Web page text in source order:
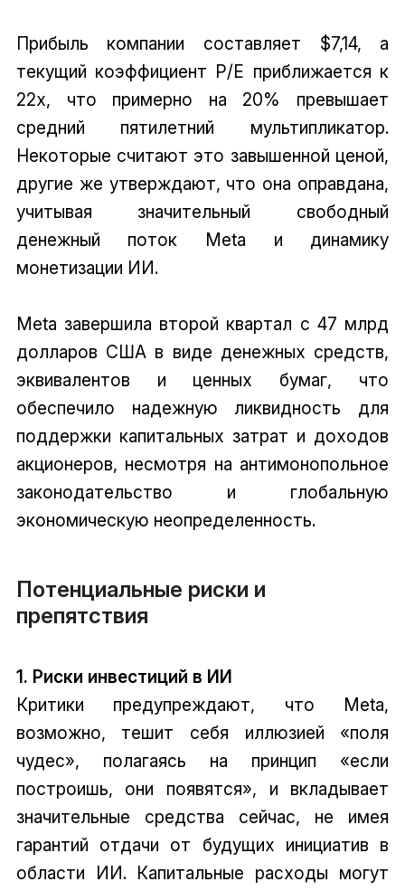
Прибыль компании составляет $7,14, а
текущий коэффициент P/E приближается к
22x, что примерно на 20% превышает
средний пятилетний мультипликатор.
Некоторые считают это завышенной ценой,
другие же утверждают, что она оправдана,
учитывая значительный свободный
денежный поток Meta и динамику
монетизации ИИ.
Meta завершила второй квартал с 47 млрд
долларов США в виде денежных средств,
эквивалентов и ценных бумаг, что
обеспечило надежную ликвидность для
поддержки капитальных затрат и доходов
акционеров, несмотря на антимонопольное
законодательство и глобальную
экономическую неопределенность.
Потенциальные риски и
препятствия
1. Риски инвестиций в ИИ
Критики предупреждают, что Meta,
возможно, тешит себя иллюзией «поля
чудес», полагаясь на принцип «если
построишь, они появятся», и вкладывает
значительные средства сейчас, не имея
гарантий отдачи от будущих инициатив в
области ИИ. Капитальные расходы могут